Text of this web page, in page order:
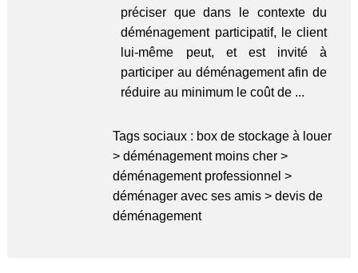
préciser que dans le contexte du
déménagement participatif, le client
lui-même peut, et est invité à
participer au déménagement afin de
réduire au minimum le coût de ...
Tags sociaux : box de stockage à louer
>déménagement moins cher >
déménagement professionnel >
déménager avec ses amis >devis de
déménagement